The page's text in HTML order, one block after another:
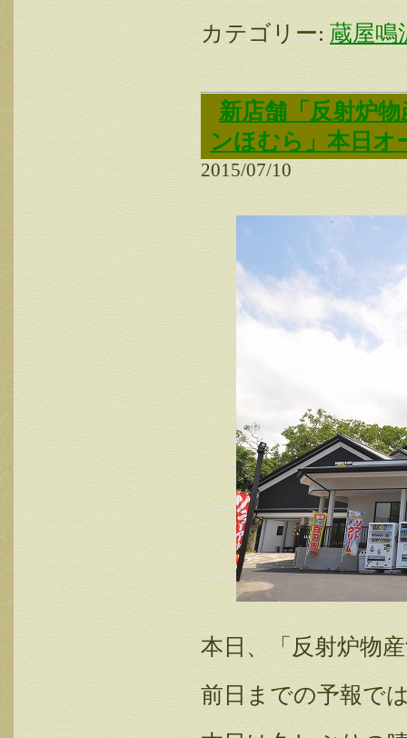
カテゴリー: 蔵屋鳴
新店舗「反射炉
ンほむら」本日オ
2015/07/10
本日、「反射炉物
前日までの予報で